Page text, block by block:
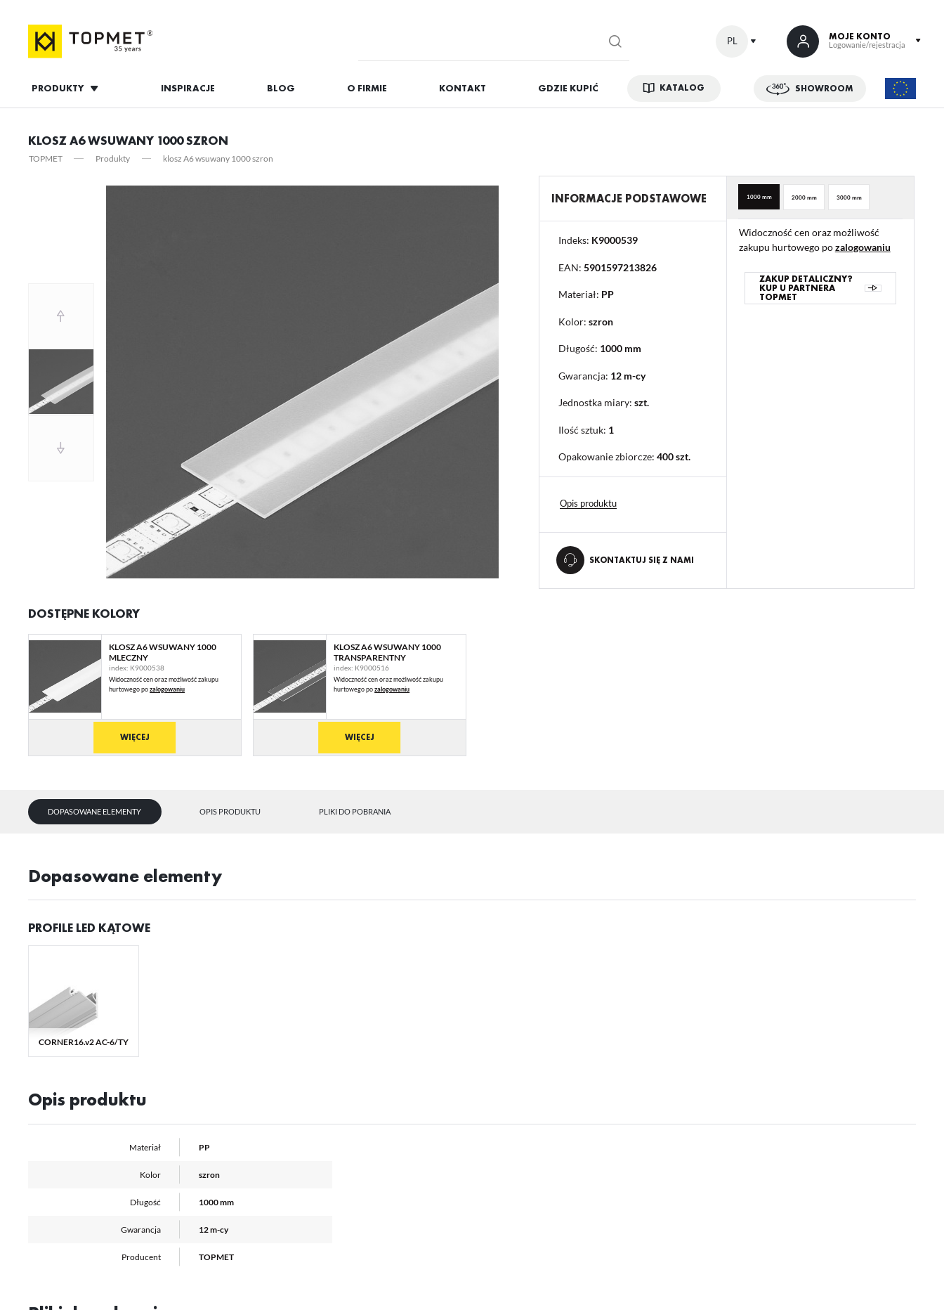
PL MOJE KONTO
Logowanie/rejestracja
PRODUKTY INSPIRACJE BLOG O FIRMIE KONTAKT GDZIE KUPIĆ KATALOG SHOWROOM
brak konieczności wprowadzania swoich danych przy kolejnych zakupach
możliwość otrzymania rabatów i kuponów promocyjnych
KLOSZ A6 WSUWANY 1000 SZRON
TOPMET Produkty klosz A6 wsuwany 1000 szron
INFORMACJE PODSTAWOWE
Indeks: K9000539
EAN: 5901597213826
Materiał: PP
Kolor: szron
Długość: 1000 mm
Gwarancja: 12 m-cy
Jednostka miary: szt.
Ilość sztuk: 1
Opakowanie zbiorcze:400 szt.
Opis produktu
SKONTAKTUJ SIĘ Z NAMI
1000 mm 2000 mm 3000 mm
Widoczność cen oraz możliwość
zakupu hurtowego pozalogowaniu
ZAKUP DETALICZNY?
KUP U PARTNERA
TOPMET
DOSTĘPNE KOLORY
KLOSZ A6 WSUWANY 1000
MLECZNY
index: K9000538
Widoczność cen oraz możliwość zakupu
hurtowego pozalogowaniu
WIĘCEJ
KLOSZ A6 WSUWANY 1000
TRANSPARENTNY
index: K9000516
Widoczność cen oraz możliwość zakupu
hurtowego pozalogowaniu
WIĘCEJ
DOPASOWANE ELEMENTY OPIS PRODUKTU PLIKI DO POBRANIA
Dopasowane elementy
PROFILE LED KĄTOWE
CORNER16.v2 AC-6/TY
Opis produktu
Materiał PP
Kolor szron
Długość 1000 mm
Gwarancja 12 m-cy
Producent TOPMET
Więcej ZEZWÓL NA WSZYSTKIE